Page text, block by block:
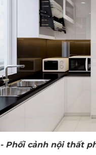
- Phối cảnh nội thất